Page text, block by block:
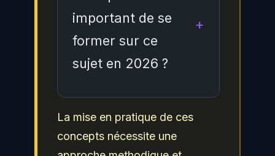
équipes pour faire face
aux risques associes a
cette problematique.
l'evaluation reguliere de
la posture de sécurité, la
mise en place de
formation continue des
équipes et l'adoption des
important de se
former sur ce
sujet en 2026 ?
sujet est devenue
incontournable face a
La mise en pratique de ces
concepts nécessite une